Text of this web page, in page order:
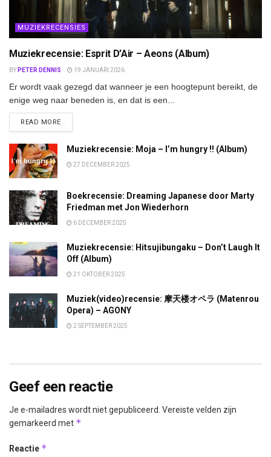
MUZIEKRECENSIES
Muziekrecensie: Esprit D’Air – Aeons (Album)
BY PETER DENNIS 19 JANUARI 2026
Er wordt vaak gezegd dat wanneer je een hoogtepunt bereikt, de
enige weg naar beneden is, en dat is een...
READ MOREDETAILS
Muziekrecensie: Moja – I’m hungry !! (Album)
27 DECEMBER 2025
Boekrecensie: Dreaming Japanese door Marty
Friedman met Jon Wiederhorn
6 DECEMBER 2025
Muziekrecensie: Hitsujibungaku – Don’t Laugh It
Off (Album)
21 OKTOBER 2025
Muziek(video)recensie: 摩天楼オペラ (Matenrou
Opera) – AGONY
2 SEPTEMBER 2025
Geef een reactie
Je e-mailadres wordt niet gepubliceerd. Vereiste velden zijn
gemarkeerd met *
Reactie *